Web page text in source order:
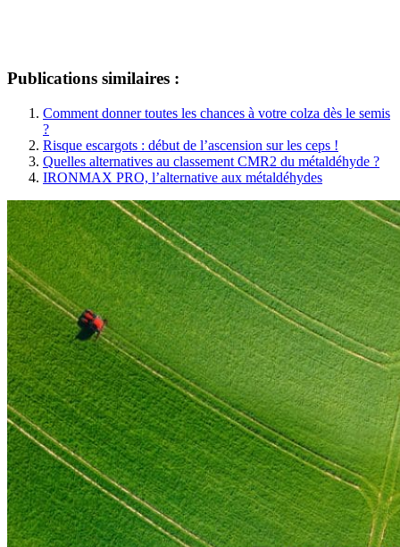
Publications similaires :
Comment donner toutes les chances à votre colza dès le semis
?
Risque escargots : début de l’ascension sur les ceps !
Quelles alternatives au classement CMR2 du métaldéhyde ?
IRONMAX PRO, l’alternative aux métaldéhydes